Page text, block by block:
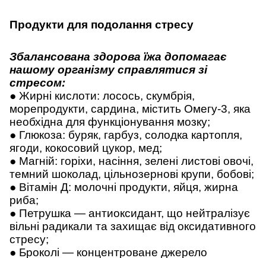
Продукти для подолання стресу
Збалансована здорова їжа допомагає
нашому організму справлятися зі
стресом:
● Жирні кислоти: лосось, скумбрія,
морепродукти, сардина, містить Омегу-3, яка
необхідна для функціонування мозку;
● Глюкоза: буряк, гарбуз, солодка картопля,
ягоди, кокосовий цукор, мед;
● Магній: горіхи, насіння, зелені листові овочі,
темний шоколад, цільнозернові крупи, бобові;
● Вітамін Д: молочні продукти, яйця, жирна
риба;
● Петрушка — антиоксидант, що нейтралізує
вільні радикали та захищає від оксидативного
стресу;
● Броколі — концентроване джерело